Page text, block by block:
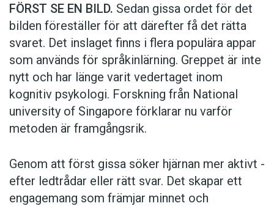
FÖRST SE EN BILD. Sedan gissa ordet för det
bilden föreställer för att därefter få det rätta
svaret. Det inslaget finns i flera populära appar
som används för språkinlärning. Greppet är inte
nytt och har länge varit vedertaget inom
kognitiv psykologi. Forskning från National
university of Singa­pore förklarar nu varför
metoden är framgångsrik.
Genom att först gissa ­söker hjärnan mer aktivt ­
efter ledtrådar eller rätt svar. Det skapar ett
engagemang som främjar minnet och